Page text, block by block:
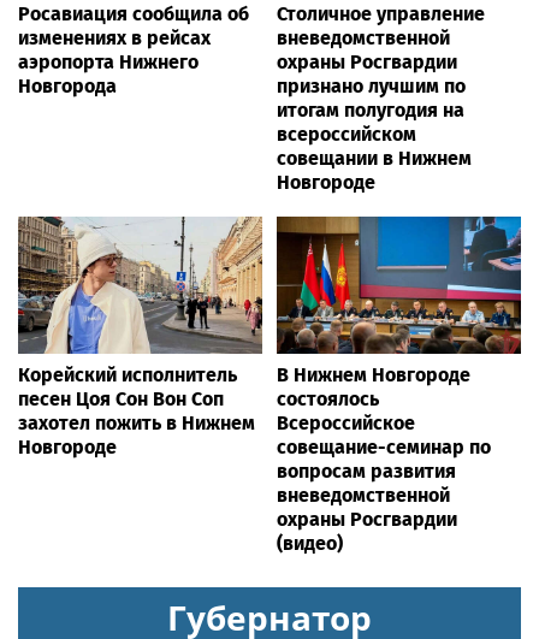
Росавиация сообщила об
изменениях в рейсах
аэропорта Нижнего
Новгорода
Столичное управление
вневедомственной
охраны Росгвардии
признано лучшим по
итогам полугодия на
всероссийском
совещании в Нижнем
Новгороде
Корейский исполнитель
песен Цоя Сон Вон Соп
захотел пожить в Нижнем
Новгороде
В Нижнем Новгороде
состоялось
Всероссийское
совещание-семинар по
вопросам развития
вневедомственной
охраны Росгвардии
(видео)
Губернатор